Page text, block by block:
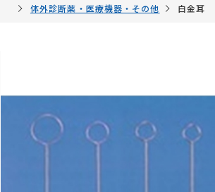
体外診断薬・医療機器・その他
白金耳